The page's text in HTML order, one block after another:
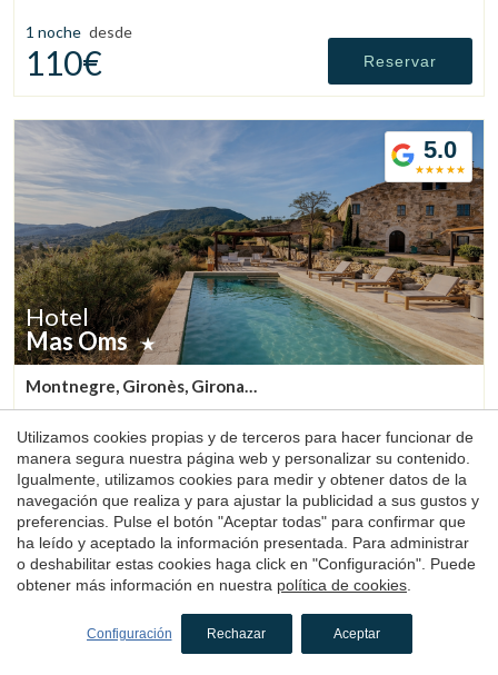
1 noche desde
110€ Reservar
5.0
Hotel
Mas Oms
Montnegre, Gironès, Girona
(13.373534008365km de Peratallada)
XV, restaurada con respeto a su esencia original, y un toque
contemporáneo que aporta confort y elegancia. La calma
absoluta y las vistas espectaculares en pleno Parque Natural
de las Gavarres ofrecen un descanso total en conexión con
la naturaleza. El hotel cuenta con 6 habitaciones
cuidadosamente decoradas, una piscina climatizada,
restaurante, pista de petanca, zona chill-out, servicios de
masaje y yoga, alquiler de bicicletas y todo lo necesario para
1 noche desde
160€ Reservar
Utilizamos cookies propias y de terceros para hacer funcionar de
manera segura nuestra página web y personalizar su contenido.
Igualmente, utilizamos cookies para medir y obtener datos de la
navegación que realiza y para ajustar la publicidad a sus gustos y
preferencias. Pulse el botón "Aceptar todas" para confirmar que
ha leído y aceptado la información presentada. Para administrar
o deshabilitar estas cookies haga click en "Configuración". Puede
obtener más información en nuestra política de cookies
Configuración Rechazar Aceptar